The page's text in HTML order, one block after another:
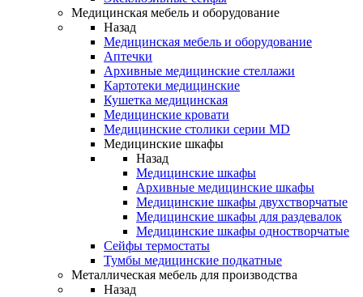
Медицинская мебель и оборудование
Назад
Медицинская мебель и оборудование
Аптечки
Архивные медицинские стеллажи
Картотеки медицинские
Кушетка медицинская
Медицинские кровати
Медицинские столики серии MD
Медицинские шкафы
Назад
Медицинские шкафы
Архивные медицинские шкафы
Медицинские шкафы двухстворчатые
Медицинские шкафы для раздевалок
Медицинские шкафы одностворчатые
Сейфы термостаты
Тумбы медицинские подкатные
Металлическая мебель для производства
Назад